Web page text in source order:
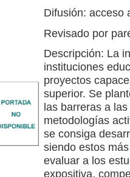
Difusión: acceso
Revisado por
Descripción: La
instituciones
proyectos
superior. Se
las barreras a
metodologías
se consiga
siendo estos
evaluar a los
expositiva,